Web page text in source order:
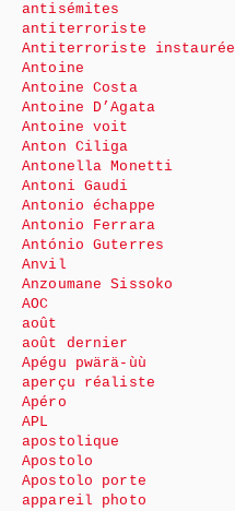
antisémites
antiterroriste
Antiterroriste instaurée
Antoine
Antoine Costa
Antoine D’Agata
Antoine voit
Anton Ciliga
Antonella Monetti
Antoni Gaudi
Antonio échappe
Antonio Ferrara
António Guterres
Anvil
Anzoumane Sissoko
AOC
août
août dernier
Apégu pwärä-ùù
aperçu réaliste
Apéro
APL
apostolique
Apostolo
Apostolo porte
appareil photo